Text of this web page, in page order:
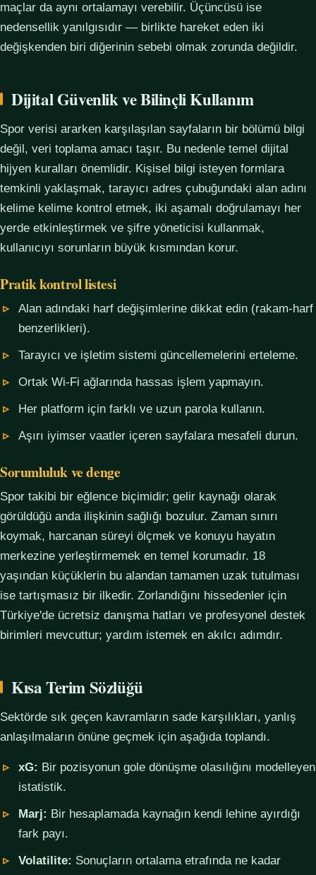
maçlar da aynı ortalamayı verebilir. Üçüncüsü ise
nedensellik yanılgısıdır — birlikte hareket eden iki
değişkenden biri diğerinin sebebi olmak zorunda değildir.
Dijital Güvenlik ve Bilinçli Kullanım
Spor verisi ararken karşılaşılan sayfaların bir bölümü bilgi
değil, veri toplama amacı taşır. Bu nedenle temel dijital
hijyen kuralları önemlidir. Kişisel bilgi isteyen formlara
temkinli yaklaşmak, tarayıcı adres çubuğundaki alan adını
kelime kelime kontrol etmek, iki aşamalı doğrulamayı her
yerde etkinleştirmek ve şifre yöneticisi kullanmak,
kullanıcıyı sorunların büyük kısmından korur.
Pratik kontrol listesi
Alan adındaki harf değişimlerine dikkat edin (rakam-harf
benzerlikleri).
Tarayıcı ve işletim sistemi güncellemelerini erteleme.
Ortak Wi-Fi ağlarında hassas işlem yapmayın.
Her platform için farklı ve uzun parola kullanın.
Aşırı iyimser vaatler içeren sayfalara mesafeli durun.
Sorumluluk ve denge
Spor takibi bir eğlence biçimidir; gelir kaynağı olarak
görüldüğü anda ilişkinin sağlığı bozulur. Zaman sınırı
koymak, harcanan süreyi ölçmek ve konuyu hayatın
merkezine yerleştirmemek en temel korumadır. 18
yaşından küçüklerin bu alandan tamamen uzak tutulması
ise tartışmasız bir ilkedir. Zorlandığını hissedenler için
Türkiye'de ücretsiz danışma hatları ve profesyonel destek
birimleri mevcuttur; yardım istemek en akılcı adımdır.
Kısa Terim Sözlüğü
Sektörde sık geçen kavramların sade karşılıkları, yanlış
anlaşılmaların önüne geçmek için aşağıda toplandı.
xG: Bir pozisyonun gole dönüşme olasılığını modelleyen
istatistik.
Marj: Bir hesaplamada kaynağın kendi lehine ayırdığı
fark payı.
Volatilite: Sonuçların ortalama etrafında ne kadar